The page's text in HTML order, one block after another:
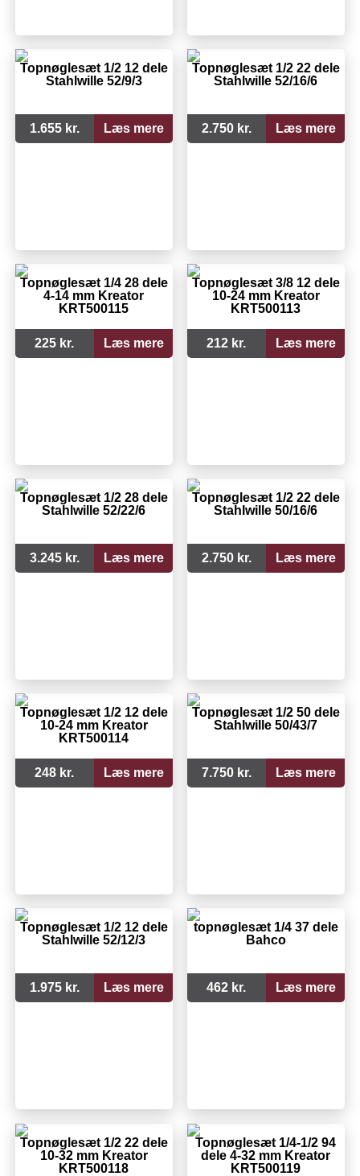
Topnøglesæt 1/2 12 dele
Stahlwille 52/9/3
1.655 kr. Læs mere
Topnøglesæt 1/2 22 dele
Stahlwille 52/16/6
2.750 kr. Læs mere
Topnøglesæt 1/4 28 dele
4-14 mm Kreator
KRT500115
225 kr. Læs mere
Topnøglesæt 3/8 12 dele
10-24 mm Kreator
KRT500113
212 kr. Læs mere
Topnøglesæt 1/2 28 dele
Stahlwille 52/22/6
3.245 kr. Læs mere
Topnøglesæt 1/2 22 dele
Stahlwille 50/16/6
2.750 kr. Læs mere
Topnøglesæt 1/2 12 dele
10-24 mm Kreator
KRT500114
248 kr. Læs mere
Topnøglesæt 1/2 50 dele
Stahlwille 50/43/7
7.750 kr. Læs mere
Topnøglesæt 1/2 12 dele
Stahlwille 52/12/3
1.975 kr. Læs mere
topnøglesæt 1/4 37 dele
Bahco
462 kr. Læs mere
Topnøglesæt 1/2 22 dele
10-32 mm Kreator
KRT500118
Topnøglesæt 1/4-1/2 94
dele 4-32 mm Kreator
KRT500119